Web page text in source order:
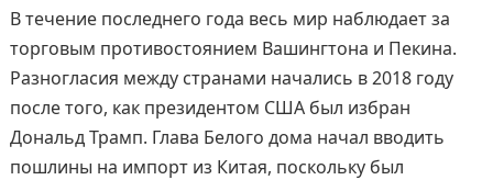
В течение последнего года весь мир наблюдает за
торговым противостоянием Вашингтона и Пекина.
Разногласия между странами начались в 2018 году
после того, как президентом США был избран
Дональд Трамп. Глава Белого дома начал вводить
пошлины на импорт из Китая, поскольку был